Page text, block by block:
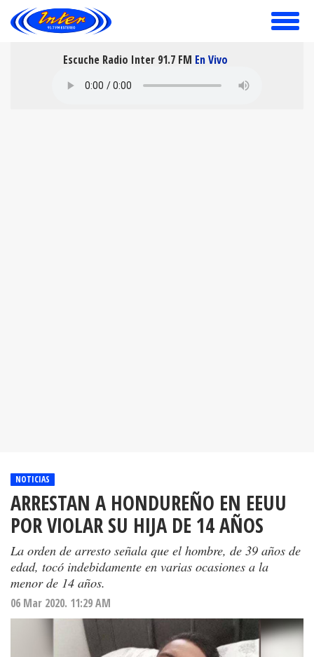
toggle
Escuche Radio Inter 91.7 FM En Vivo
NOTICIAS
ARRESTAN A HONDUREÑO EN EEUU
POR VIOLAR SU HIJA DE 14 AÑOS
La orden de arresto señala que el hombre, de 39 años de
edad, tocó indebidamente en varias ocasiones a la
menor de 14 años.
06 Mar 2020. 11:29 AM